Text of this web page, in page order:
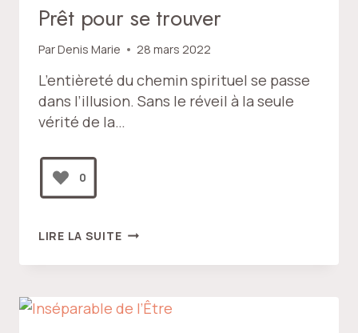
Prêt pour se trouver
ParDenis Marie 28 mars 2022
L’entièreté du chemin spirituel se passe
dans l’illusion. Sans le réveil à la seule
vérité de la…
0
LIRE LA SUITEPRÊT
SE